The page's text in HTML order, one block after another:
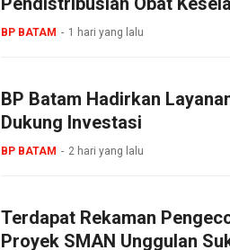
BP BATAM 1 hari yang lalu
BP Batam Hadirkan
Dukung Investasi
BP BATAM 2 hari yang lalu
Terdapat Rekaman
Proyek SMAN Unggulan